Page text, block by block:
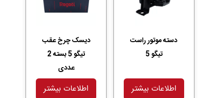
دسته موتور راست
تیگو 5
اطلاعات بیشتر
دیسک چرخ عقب
تیگو 5 بسته 2
عددی
اطلاعات بیشتر